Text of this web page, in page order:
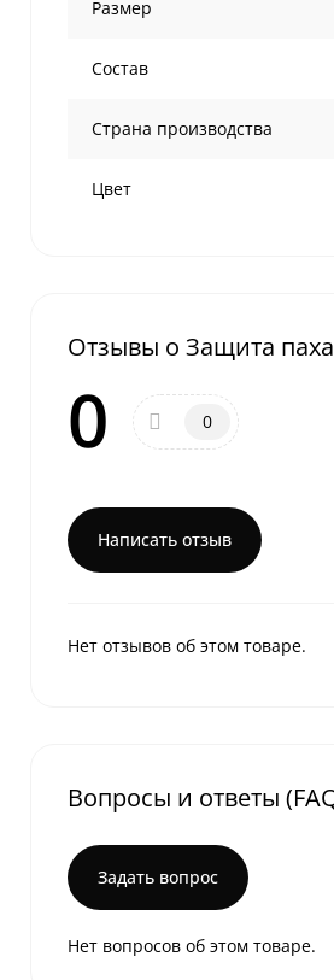
Размер
Состав
Страна производства
Цвет
Отзывы о Защита паха
0 0
Написать отзыв
Нет отзывов об этом товаре.
Вопросы и ответы
Задать вопрос
Нет вопросов об этом товаре.